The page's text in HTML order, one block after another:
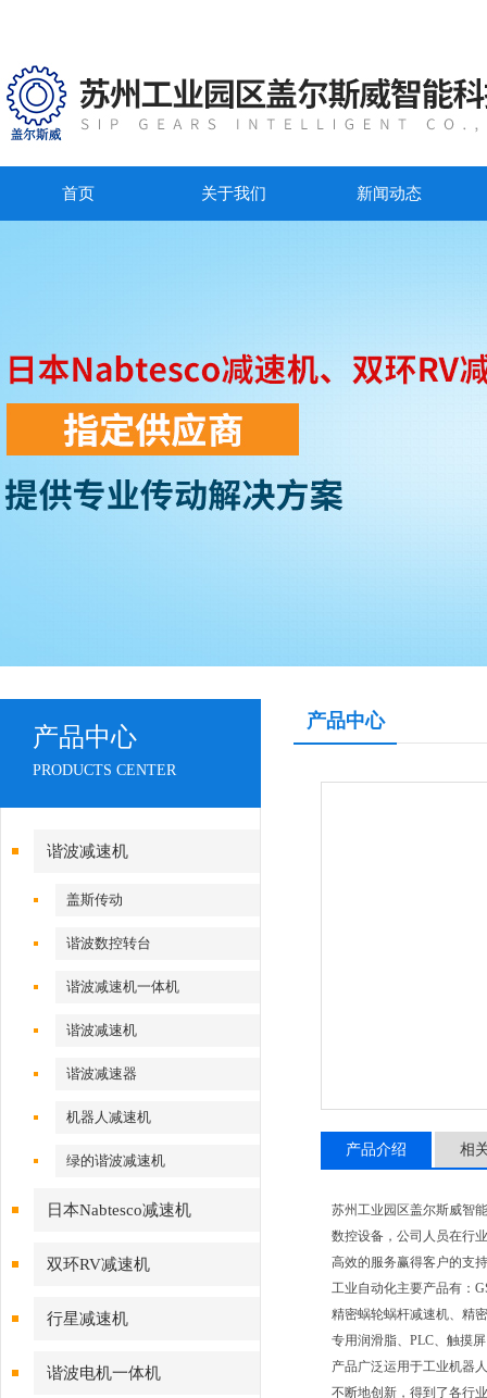
首页 关于我们 新闻动态
产品中心
PRODUCTS CENTER
谐波减速机
盖斯传动
谐波数控转台
谐波减速机一体机
谐波减速机
谐波减速器
机器人减速机
绿的谐波减速机
日本Nabtesco减速机
双环RV减速机
行星减速机
谐波电机一体机
产品中心
产品介绍 相
苏州工业园区盖尔斯威智
数控设备，公司人员在行
高效的服务赢得客户的支
工业自动化主要产品有：
精密蜗轮蜗杆减速机、精
专用润滑脂、PLC、触摸
产品广泛运用于工业机器
不断地创新，得到了各行